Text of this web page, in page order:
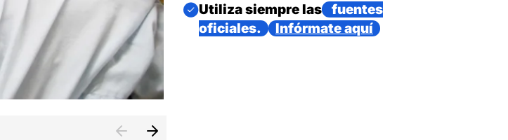
Imagen
Utiliza siempre las
fuentes
oficiales.
Infórmate aquí